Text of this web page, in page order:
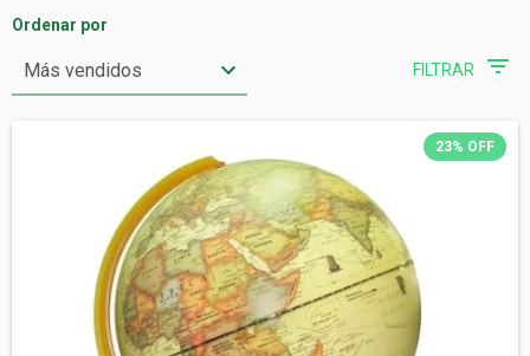
Ordenar por
FILTRAR
23% OFF